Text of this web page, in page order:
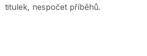
titulek, nespočet příběhů.